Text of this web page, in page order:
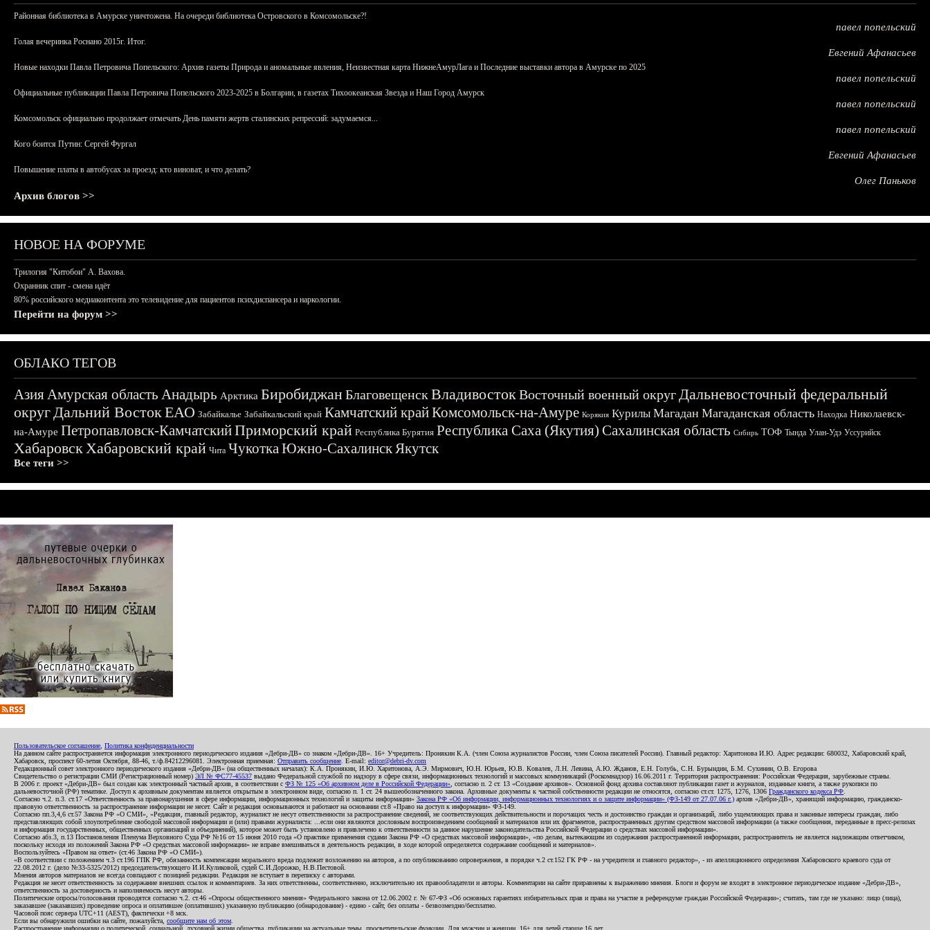
Районная библиотека в Амурске уничтожена. На очереди библиотека Островского в Комсомольске?!
павел попельский
Голая вечеринка Роснано 2015г. Итог.
Евгений Афанасьев
Новые находки Павла Петровича Попельского: Архив газеты Природа и аномальные явления, Неизвестная карта НижнеАмурЛага и Последние выставки автора в Амурске по 2025
павел попельский
Официальные публикации Павла Петровича Попельского 2023-2025 в Болгарии, в газетах Тихоокеанская Звезда и Наш Город Амурск
павел попельский
Комсомольск официально продолжает отмечать День памяти жертв сталинских репрессий: задумаемся...
павел попельский
Кого боится Путин: Сергей Фургал
Евгений Афанасьев
Повышение платы в автобусах за проезд: кто виноват, и что делать?
Олег Паньков
Архив блогов >>
НОВОЕ НА ФОРУМЕ
Трилогия "Китобои" А. Вахова.
Охранник спит - смена идёт
80% российского медиаконтента это телевидение для пациентов психдиспансера и наркологии.
Перейти на форум >>
ОБЛАКО ТЕГОВ
АзияАмурская область Анадырь Арктика БиробиджанБлаговещенскВладивостокВосточный военный округДальневосточный федеральный
округДальний ВостокЕАО Забайкалье Забайкальский край Камчатский крайКомсомольск-на-Амуре Корякия Курилы Магадан Магаданская область Находка Николаевск-
на-Амуре Петропавловск-КамчатскийПриморский край Республика Бурятия Республика Саха (Якутия) Сахалинская область Сибирь ТОФ Тында Улан-Удэ Уссурийск
ХабаровскХабаровский край Чита ЧукоткаЮжно-СахалинскЯкутск
Все теги >>
Пользовательское соглашение Политика конфиденциальности
На данном сайте распространяется информация электронного периодического издания «Дебри-ДВ» со знаком «Дебри-ДВ». 16+ Учредитель: Пронякин К.А. (член Союза журналистов России, член Союза писателей России). Главный редактор: Харитонова И.Ю. Адрес редакции: 680032, Хабаровский край,
Хабаровск, проспект 60-летия Октября, 88-46, т./ф.84212296081. Электронная приемная: Отправить сообщение . E-mail: editor@debri-dv.com
Редакционный совет электронного периодического издания «Дебри-ДВ» (на общественных началах): К.А. Пронякин, И.Ю. Харитонова, А.Э. Мирмович, Ю.Н. Юрьев, Ю.В. Ковалев, Л.Н. Левина, А.Ю. Жданов, Е.Н. Голубь, С.Н. Бурындин, Б.М. Сухинин, О.В. Егорова
Свидетельство о регистрации СМИ (Регистрационный номер) ЭЛ № ФС77-45537 выдано Федеральной службой по надзору в сфере связи, информационных технологий и массовых коммуникаций (Роскомнадзор) 16.06.2011 г. Территория распространения: Российская Федерация, зарубежные страны.
В 2006 г. проект «Дебри-ДВ» был создан как электронный частный архив, в соответствии с ФЗ № 125 «Об архивном деле в Российской Федерации» , согласно п. 2 ст. 13 «Создание архивов». Основной фонд архива составляют публикации газет и журналов, изданные книги, а также рукописи по
дальневосточной (РФ) тематике. Доступ к архивным документам является открытым в электронном виде, согласно п. 1 ст. 24 вышеобозначенного закона. Архивные документы к частной собственности редакции не относятся, согласно ст.ст. 1275, 1276, 1306 Гражданского кодекса РФ
Согласно ч.2. п.3. ст.17 «Ответственность за правонарушения в сфере информации, информационных технологий и защиты информации» Закона РФ «Об информации, информационных технологиях и о защите информации» (ФЗ-149 от 27.07.06 г.) архив «Дебри-ДВ», хранящий информацию, гражданско-
правовую ответственность за распространение информации не несет. Сайт и редакция основываются и работают на основании ст.8 «Право на доступ к информации» ФЗ-149.
Согласно пп.3,4,6 ст.57 Закона РФ «О СМИ», «Редакция, главный редактор, журналист не несут ответственности за распространение сведений, не соответствующих действительности и порочащих честь и достоинство граждан и организаций, либо ущемляющих права и законные интересы граждан, либо
представляющих собой злоупотребление свободой массовой информации и (или) правами журналиста: ...если они являются дословным воспроизведением сообщений и материалов или их фрагментов, распространенных другим средством массовой информации (а также сообщения, переданные в пресс-релизах
и информация государственных, общественных организаций и объединений), которое может быть установлено и привлечено к ответственности за данное нарушение законодательства Российской Федерации о средствах массовой информации».
Согласно абз.3, п.13 Постановления Пленума Верховного Суда РФ №16 от 15 июня 2010 года «О практике применения судами Закона РФ «О средствах массовой информации», «по делам, вытекающим из содержания распространенной информации, распространитель не является надлежащим ответчиком,
поскольку исходя из положений Закона РФ «О средствах массовой информации» не вправе вмешиваться в деятельность редакции, в ходе которой определяется содержание сообщений и материалов».
Воспользуйтесь «Правом на ответ» (ст.46 Закона РФ «О СМИ»).
«В соответствии с положением ч.3 ст.196 ГПК РФ, обязанность компенсации морального вреда подлежит возложению на авторов, а по опубликованию опровержения, в порядке ч.2 ст.152 ГК РФ - на учредителя и главного редактор», - из апелляционного определения Хабаровского краевого суда от
22.08.2012 г. (дело №33-5325/2012) председательствующего И.И.Куликовой, судей С.И.Дорожко, Н.В.Пестовой.
Мнения авторов материалов не всегда совпадают с позицией редакции. Редакция не вступает в переписку с авторами.
Редакция не несет ответственность за содержание внешних ссылок и комментариев. За них ответственны, соответственно, исключительно их правообладатели и авторы. Комментарии на сайте приравнены к выражению мнения. Блоги и форум не входят в электронное периодическое издание «Дебри-ДВ»,
ответственность за достоверность и наполняемость несут авторы.
Политические опросы/голосования проводятся согласно ч.2. ст.46 «Опросы общественного мнения» Федерального закона от 12.06.2002 г. № 67-ФЗ «Об основных гарантиях избирательных прав и права на участие в референдуме граждан Российской Федерации»; считать, там где не указано: лицо (лица),
заказавшее (заказавших) проведение опроса и оплатившее (оплативших) указанную публикацию (обнародование) - едино - сайт, без оплаты - безвозмездно/бесплатно.
Часовой пояс сервера UTC+11 (AEST), фактически +8 мск.
Если вы обнаружили ошибки на сайте, пожалуйста, сообщите нам об этом
Распространение информации о политической, социальной, духовной жизни общества, публикации на актуальные темы, просветительские функции. Для мужчин и женщин. 16+ для детей старше 16 лет.